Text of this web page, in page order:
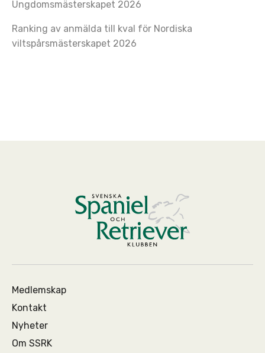
Ungdomsmästerskapet 2026
Ranking av anmälda till kval för Nordiska
viltspårsmästerskapet 2026
Medlemskap
Kontakt
Nyheter
Om SSRK